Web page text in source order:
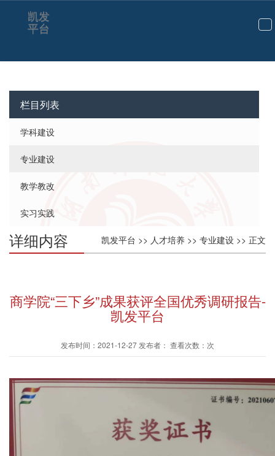
切
航
凯发
平台
栏目列表
学科建设
专业建设
教学教改
实习实践
凯发平台 >> 人才培养 >> 专业建设 >> 正文
详细内容
商学院“三下乡”成果获评全国优秀调研报告-
凯发平台
发布时间：2021-12-27 发布者： 查看次数：次